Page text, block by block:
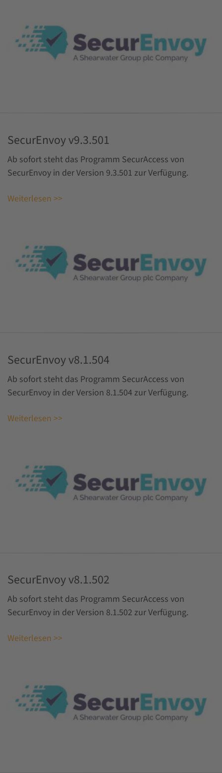
SecurEnvoy v9.3.501
Ab sofort steht das Programm SecurAccess von
SecurEnvoy in der Version 9.3.501 zur Verfügung.
Weiterlesen >>
SecurEnvoy v8.1.504
Ab sofort steht das Programm SecurAccess von
SecurEnvoy in der Version 8.1.504 zur Verfügung.
Weiterlesen >>
SecurEnvoy v8.1.502
Ab sofort steht das Programm SecurAccess von
SecurEnvoy in der Version 8.1.502 zur Verfügung.
Weiterlesen >>